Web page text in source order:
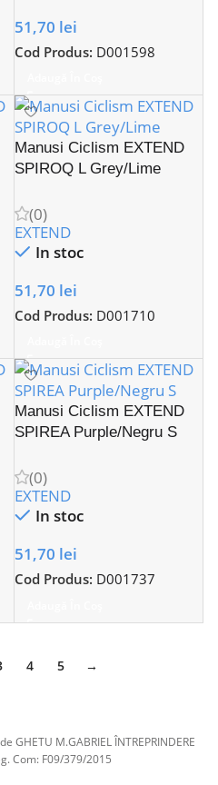
51,70 lei
Cod Produs: D001598
Manusi Ciclism EXTEND
SPIROQ L Grey/Lime
(0)
EXTEND
In stoc
51,70 lei
Cod Produs: D001710
Manusi Ciclism EXTEND
SPIREA Purple/Negru S
(0)
EXTEND
In stoc
51,70 lei
Cod Produs: D001737
4 5 →
M.GABRIEL ÎNTREPRINDERE
Com: F09/379/2015